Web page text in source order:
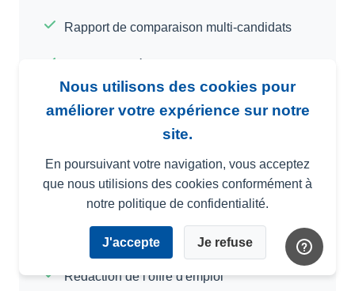
Nous utilisons des cookies pour
améliorer votre expérience sur notre
site.
En poursuivant votre navigation, vous acceptez
que nous utilisions des cookies conformément à
notre politique de confidentialité.
J'accepte Je refuse
Rapport de comparaison multi-candidats
Aide à l'interprétation
Rapport Coaching
Rapport d'intégration
Rédaction de l'offre d'emploi